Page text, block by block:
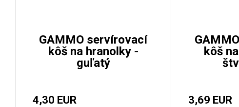
GAMMO servírovací
kôš na hranolky -
guľatý
4,30 EUR
kôš
3,69 EUR